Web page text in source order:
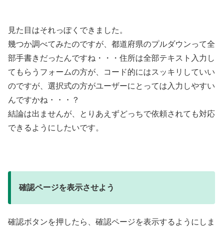
見た目はそれっぽくできました。
幾つか調べてみたのですが、都道府県のプルダウンって全
部手書きだったんですね・・・住所は全部テキスト入力し
てもらうフォームの方が、コード的にはスッキリしていい
のですが、選択式の方がユーザーにとっては入力しやすい
んですかね・・・？
結論は出ませんが、とりあえずどっちで依頼されても対応
できるようにしたいです。
確認ページを表示させよう
確認ボタンを押したら、確認ページを表示するようにしま